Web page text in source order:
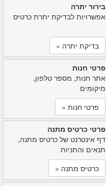
בירור יתרה
אפשרויות לבדיקת יתרת כרטיס
בדיקת יתרה »
פרטי חנות
אתר חנות, מספר טלפון,
מיקומים
פרטי חנות »
פרטי כרטיס מתנה
דף אינטרנט של כרטיס מתנה,
תנאים והתניות
כרטיס מתנה »